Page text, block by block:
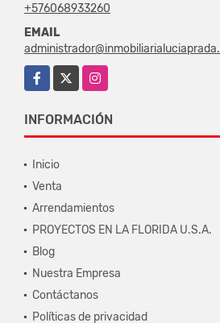
+576068933260
EMAIL
Facebook
Instagram
INFORMACIÓN
Inicio
Venta
Arrendamientos
PROYECTOS EN LA FLORIDA U.S.A.
Blog
Nuestra Empresa
Contáctanos
Políticas de privacidad